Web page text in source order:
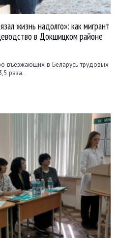
жизнь надолго»: как мигрант
в Докшицком районе
въезжающих в Беларусь трудовых
раза.